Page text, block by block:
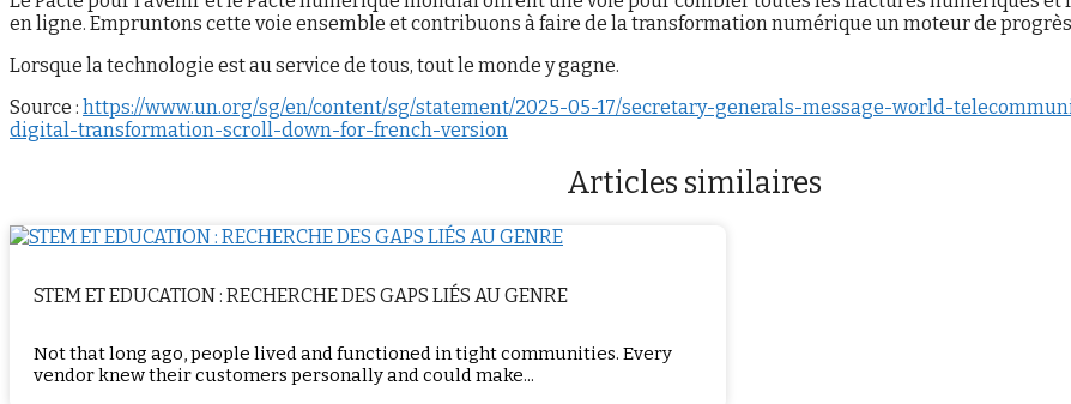
en ligne. Empruntons cette voie ensemble et contribuons à faire de la transformation numérique un moteur de
Lorsque la technologie est au service de tous, tout le monde y gagne.
Source : https://www.un.org/sg/en/content/sg/statement/2025-05-17/secretary-generals-message-world-
digital-transformation-scroll-down-for-french-version
Articles similaires
STEM ET EDUCATION : RECHERCHE DES GAPS LIÉS AU GENRE
Not that long ago, people lived and functioned in tight communities. Every
vendor knew their customers personally and could make...